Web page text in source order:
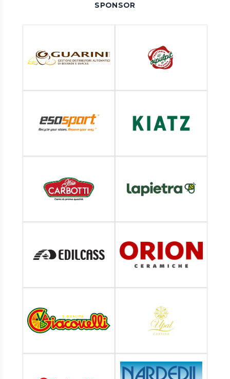
SPONSOR